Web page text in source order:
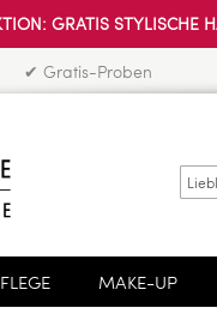
GRATIS
✔ Gratis-Proben
MAKE-UP